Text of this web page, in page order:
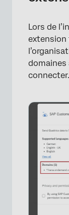
Lors de
extension
domaines
connecter.